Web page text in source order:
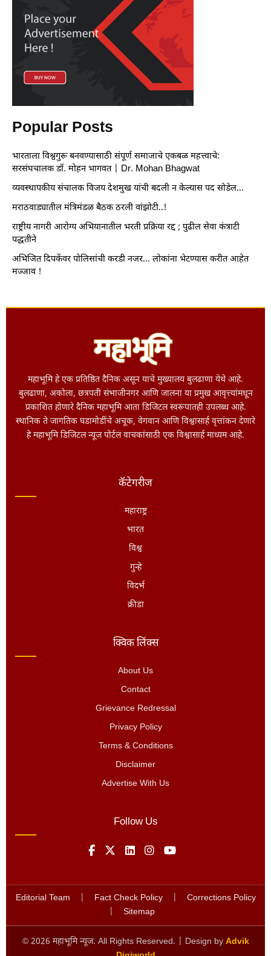
Popular Posts
भारताला विश्वगुरू बनवण्यासाठी संपूर्ण समाजाचे एकबळ महत्त्वाचे:
सरसंघचालक डॉ. मोहन भागवत | Dr. Mohan Bhagwat
व्यवस्थापकीय संचालक विजय देशमुख यांची बदली न केल्यास पद सोडेल…
मराठवाड्यातील मंत्रिमंडळ बैठक ठरली वांझोटी..!
राष्ट्रीय नागरी आरोग्य अभियानातील भरती प्रक्रिया रद्द ; पुढील सेवा कंत्राटी
पद्धतीने
अभिजित दिपकेंवर पोलिसांची करडी नजर… लोकांना भेटण्यास करीत आहेत
मज्जाव !
महाभूमि हे एक प्रतिष्ठित दैनिक असून याचे मुख्यालय बुलढाणा येथे आहे.
बुलढाणा, अकोला, छत्रपती संभाजीनगर आणि जालना या प्रमुख आवृत्त्यांमधून
प्रकाशित होणारे दैनिक महाभूमि आता डिजिटल स्वरूपातही उपलब्ध आहे.
स्थानिक ते जागतिक घडामोडींचे अचूक, वेगवान आणि विश्वासार्ह वृत्तांकन देणारे
हे महाभूमि डिजिटल न्यूज पोर्टल वाचकांसाठी एक विश्वासार्ह माध्यम आहे.
कॅटेगरीज
महाराष्ट्र
भारत
विश्व
गुन्हे
विदर्भ
क्रीडा
क्विक लिंक्स
About Us
Contact
Grievance Redressal
Privacy Policy
Terms & Conditions
Disclaimer
Advertise With Us
Follow Us
Editorial Team Fact Check Policy
Corrections Policy
Sitemap
© 2026 महाभूमि न्यूज. All Rights Reserved. | Design by Advik